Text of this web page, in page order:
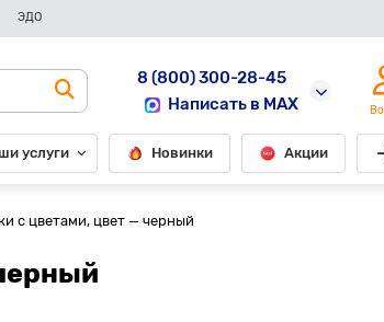
ЭДО
8 (800) 300-28-45
Написать в MAX
услуги Новинки Акции
с цветами, цвет — черный